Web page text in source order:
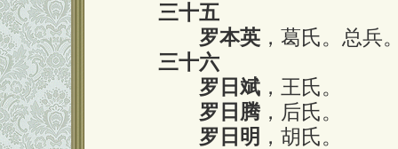
三十五
罗本英 ，葛氏。总兵
三十六
罗日斌 ，王氏。
罗日腾 ，后氏。
罗日明 ，胡氏。